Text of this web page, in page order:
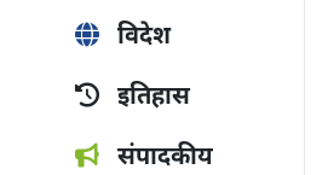
विदेश
इतिहास
संपादकीय